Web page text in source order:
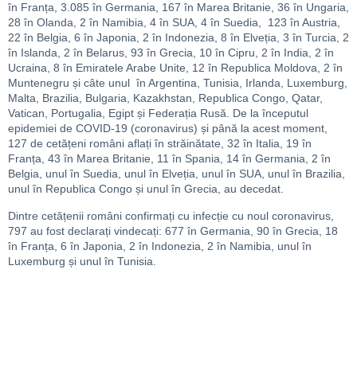
în Franța, 3.085 în Germania, 167 în Marea Britanie, 36 în Ungaria,
28 în Olanda, 2 în Namibia, 4 în SUA, 4 în Suedia, 123 în Austria,
22 în Belgia, 6 în Japonia, 2 în Indonezia, 8 în Elveția, 3 în Turcia, 2
în Islanda, 2 în Belarus, 93 în Grecia, 10 în Cipru, 2 în India, 2 în
Ucraina, 8 în Emiratele Arabe Unite, 12 în Republica Moldova, 2 în
Muntenegru și câte unul în Argentina, Tunisia, Irlanda, Luxemburg,
Malta, Brazilia, Bulgaria, Kazakhstan, Republica Congo, Qatar,
Vatican, Portugalia, Egipt și Federația Rusă. De la începutul
epidemiei de COVID-19 (coronavirus) și până la acest moment,
127 de cetățeni români aflați în străinătate, 32 în Italia, 19 în
Franța, 43 în Marea Britanie, 11 în Spania, 14 în Germania, 2 în
Belgia, unul în Suedia, unul în Elveția, unul în SUA, unul în Brazilia,
unul în Republica Congo și unul în Grecia, au decedat.
Dintre cetățenii români confirmați cu infecție cu noul coronavirus,
797 au fost declarați vindecați: 677 în Germania, 90 în Grecia, 18
în Franța, 6 în Japonia, 2 în Indonezia, 2 în Namibia, unul în
Luxemburg și unul în Tunisia.